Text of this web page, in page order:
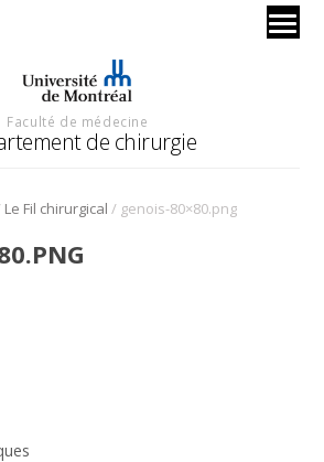
Faculté de médecine
de chirurgie
Le Fil chirurgical / genois-80×80.png